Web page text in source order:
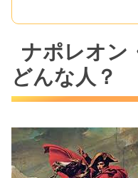
ナポレオン
どんな人？